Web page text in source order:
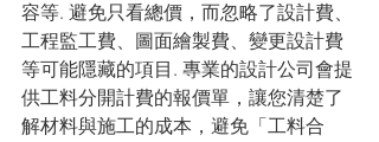
容等. 避免只看總價，而忽略了設計費、
工程監工費、圖面繪製費、變更設計費
等可能隱藏的項目. 專業的設計公司會提
供工料分開計費的報價單，讓您清楚了
解材料與施工的成本，避免「工料合